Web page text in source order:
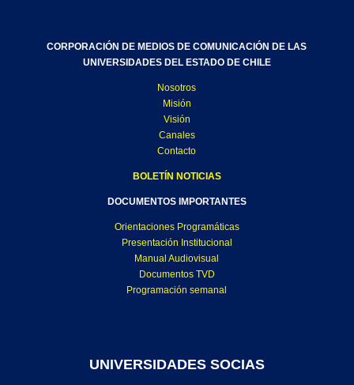
CORPORACIÓN DE MEDIOS DE COMUNICACIÓN DE LAS
UNIVERSIDADES DEL ESTADO DE CHILE
Nosotros
Misión
Visión
Canales
Contacto
BOLETÍN NOTICIAS
DOCUMENTOS IMPORTANTES
Orientaciones Programáticas
Presentación Institucional
Manual Audiovisual
Documentos TVD
Programación semanal
UNIVERSIDADES SOCIAS